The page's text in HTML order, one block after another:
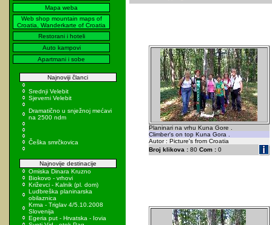
Mapa weba
Web shop mountain maps of
Croatia, Wanderkarte of Croatia
Restorani i hoteli
Auto kampovi
Apartmani i sobe
Najnoviji članci
Srednji Velebit
Sjeverni Velebit
Dramatično u snježnoj mećavi
na 2500 ndm
Češka smrčkovica
Najnovije destinacije
Omiska Dinara Kruzno
Biokovo - vrhovi
Križevci - Kalnik (pl. dom)
Ludbreška planinarska
obilaznica
Krma - Triglav 4/5.10.2008
Slovenija
Egeria put - Hrvatska - Iovia
Planinari na vrhu Kuna Gore .
Climber's on top Kuna Gora .
Autor : Picture's from Croatia
Broj klikova :80 Com :0